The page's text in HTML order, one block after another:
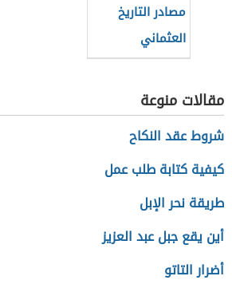
مصادر التاريخ
العثماني
مقالات منوعة
شروط عقد النكاح
كيفية كتابة طلب عمل
طريقة نحر الإبل
أين يقع جبل عبد العزيز
أضرار التاتو